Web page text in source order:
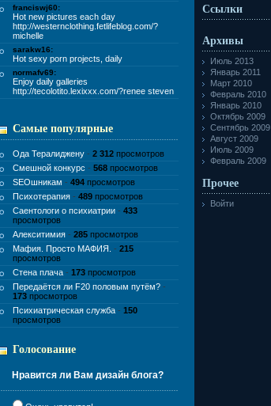
franciswj60:
Hot new pictures each day
http://westernclothing.fetlifeblog.com/?
michelle
sarakw16:
Hot sexy porn projects, daily
normafv69:
Enjoy daily galleries
http://tecolotito.lexixxx.com/?renee steven
Самые популярные
Ода Тералиджену - 2 312 просмотров
Смешной конкурс - 568 просмотров
SEOшникам - 494 просмотров
Психотерапия - 489 просмотров
Саентологи о психиатрии - 433
просмотров
Алекситимия - 285 просмотров
Мафия. Просто МАФИЯ. - 215
просмотров
Стена плача - 173 просмотров
Передаётся ли F20 половым путём? -
173 просмотров
Психиатрическая служба - 150
просмотров
Голосование
Нравится ли Вам дизайн блога?
Ссылки
Архивы
Июль 2013
Январь 2011
Март 2010
Февраль 2010
Январь 2010
Октябрь 2009
Сентябрь 2009
Август 2009
Июль 2009
Февраль 2009
Прочее
Войти